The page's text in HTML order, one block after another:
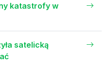
katastrofy w
satelicką